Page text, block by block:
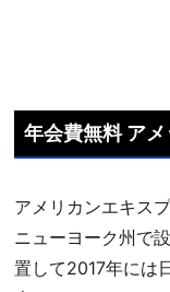
年会費無料 ア
アメリカンエキス
ニューヨーク州で
置して2017年には